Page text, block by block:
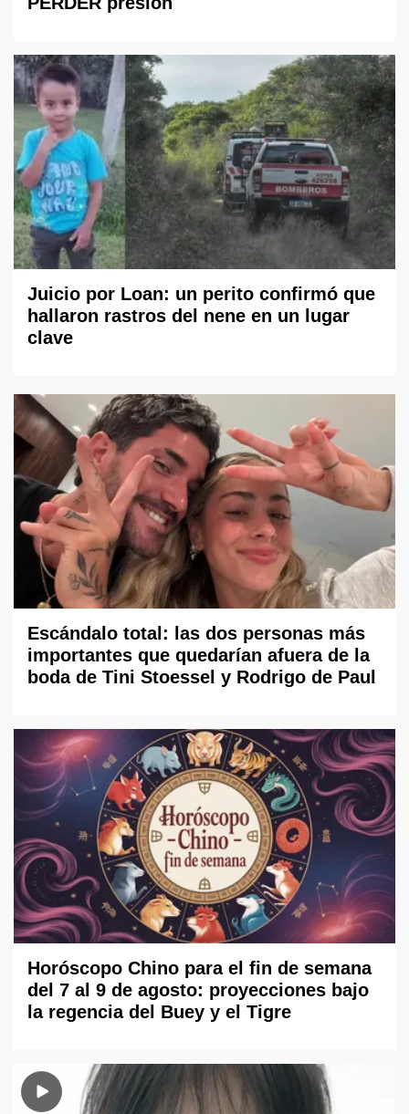
Juicio por Loan: un perito confirmó que
hallaron rastros del nene en un lugar
clave
Escándalo total: las dos personas más
importantes que quedarían afuera de la
boda de Tini Stoessel y Rodrigo de Paul
Horóscopo Chino para el fin de semana
del 7 al 9 de agosto: proyecciones bajo
la regencia del Buey y el Tigre